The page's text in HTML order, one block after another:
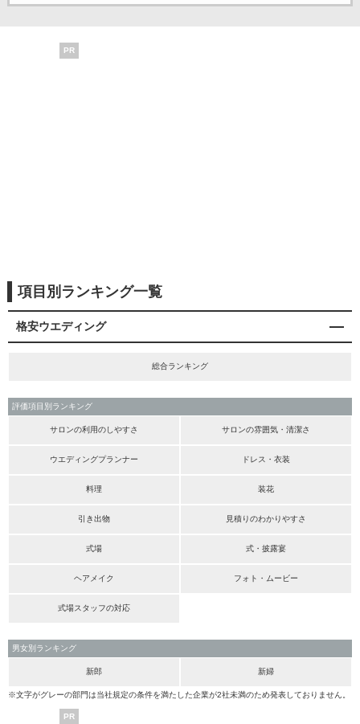
PR
項目別ランキング一覧
格安ウエディング
総合ランキング
評価項目別ランキング
サロンの利用のしやすさ サロンの雰囲気・清潔さ
ウエディングプランナー ドレス・衣装
料理 装花
引き出物 見積りのわかりやすさ
式場 式・披露宴
ヘアメイク フォト・ムービー
式場スタッフの対応
男女別ランキング
新郎 新婦
※文字がグレーの部門は当社規定の条件を満たした企業が2社未満のため発表しておりません。
PR